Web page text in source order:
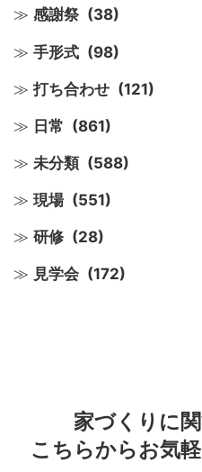
感謝祭 (38)
手形式 (98)
打ち合わせ (121)
日常 (861)
未分類 (588)
現場 (551)
研修 (28)
見学会 (172)
家づくりに
こちらからお気